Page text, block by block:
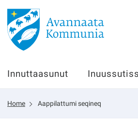
Innuttaasunut
Inuussutissarsiorneq
Politikki
Innuttaasunut
Home Aappilattumi seqineq